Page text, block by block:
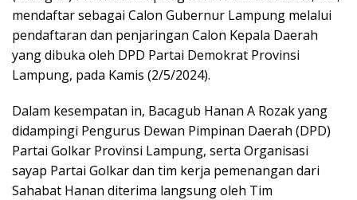
mendaftar sebagai Calon Gubernur Lampung melalui
pendaftaran dan penjaringan Calon Kepala Daerah
yang dibuka oleh DPD Partai Demokrat Provinsi
Lampung, pada Kamis (2/5/2024).
Dalam kesempatan in, Bacagub Hanan A Rozak yang
didampingi Pengurus Dewan Pimpinan Daerah (DPD)
Partai Golkar Provinsi Lampung, serta Organisasi
sayap Partai Golkar dan tim kerja pemenangan dari
Sahabat Hanan diterima langsung oleh Tim